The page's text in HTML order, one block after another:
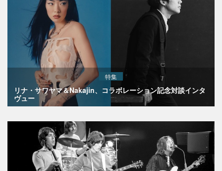
特集
リナ・サワヤマ＆Nakajin、コラボレーション記念対談インタ
ヴュー